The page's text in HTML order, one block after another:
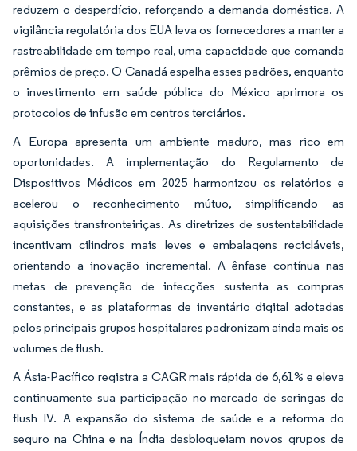
reduzem o desperdício, reforçando a demanda doméstica. A
vigilância regulatória dos EUA leva os fornecedores a manter a
rastreabilidade em tempo real, uma capacidade que comanda
prêmios de preço. O Canadá espelha esses padrões, enquanto
o investimento em saúde pública do México aprimora os
protocolos de infusão em centros terciários.
A Europa apresenta um ambiente maduro, mas rico em
oportunidades. A implementação do Regulamento de
Dispositivos Médicos em 2025 harmonizou os relatórios e
acelerou o reconhecimento mútuo, simplificando as
aquisições transfronteiriças. As diretrizes de sustentabilidade
incentivam cilindros mais leves e embalagens recicláveis,
orientando a inovação incremental. A ênfase contínua nas
metas de prevenção de infecções sustenta as compras
constantes, e as plataformas de inventário digital adotadas
pelos principais grupos hospitalares padronizam ainda mais os
volumes de flush.
A Ásia-Pacífico registra a CAGR mais rápida de 6,61% e eleva
continuamente sua participação no mercado de seringas de
flush IV. A expansão do sistema de saúde e a reforma do
seguro na China e na Índia desbloqueiam novos grupos de